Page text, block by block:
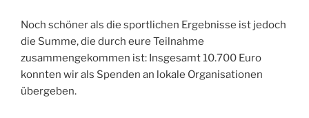
Noch schöner als die sportlichen Ergebnisse ist jedoch
die Summe, die durch eure Teilnahme
zusammengekommen ist: Insgesamt 10.700 Euro
konnten wir als Spenden an lokale Organisationen
übergeben.